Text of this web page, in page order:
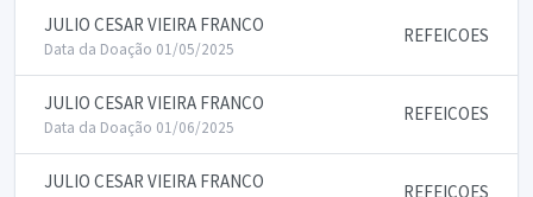
JULIO CESAR VIEIRA FRANCO
Data da Doação 01/05/2025
REFEICOES
JULIO CESAR VIEIRA FRANCO
Data da Doação 01/06/2025
REFEICOES
JULIO CESAR VIEIRA FRANCO REFEICOES